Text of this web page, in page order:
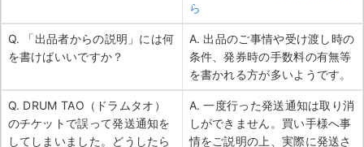
ら
Q. 「出品者からの説明」には何
を書けばいいですか？
A. 出品のご事情や受け渡し時の
条件、発券時の手数料の有無等
を書かれる方が多いようです。
Q. DRUM TAO（ドラムタオ）
のチケットで誤って発送通知を
してしまいました。どうしたら
A. 一度行った発送通知は取り消
しができません。買い手様へ事
情をご説明の上、実際に発送さ